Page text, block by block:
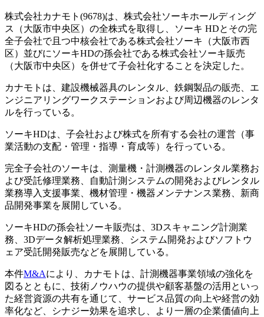
株式会社カナモト(9678)は、株式会社ソーキホールディング
ス（大阪市中央区）の全株式を取得し、ソーキ HDとその完
全子会社で且つ中核会社である株式会社ソーキ（大阪市西
区）並びにソーキHDの孫会社である株式会社ソーキ販売
（大阪市中央区）を併せて子会社化することを決定した。
カナモトは、建設機械器具のレンタル、鉄鋼製品の販売、エ
ンジニアリングワークステーションおよび周辺機器のレンタ
ルを行っている。
ソーキHDは、子会社および株式を所有する会社の運営（事
業活動の支配・管理・指導・育成等）を行っている。
完全子会社のソーキは、測量機・計測機器のレンタル業務お
よび受託修理業務、自動計測システムの開発およびレンタル
業務導入支援事業、機材管理・機器メンテナンス業務、新商
品開発事業を展開している。
ソーキHDの孫会社ソーキ販売は、3Dスキャニング計測業
務、3Dデータ解析処理業務、システム開発およびソフトウ
ェア受託開発販売などを展開している。
本件M&Aにより、カナモトは、計測機器事業領域の強化を
図るとともに、技術ノウハウの提供や顧客基盤の活用といっ
た経営資源の共有を通じて、サービス品質の向上や経営の効
率化など、シナジー効果を追求し、より一層の企業価値向上